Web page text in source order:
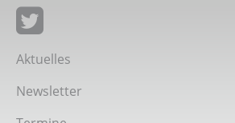
Giordano-Bruno-Stiftung auf Facebook
Giordano-Bruno-Stiftung bei Twitter
Aktuelles
Newsletter